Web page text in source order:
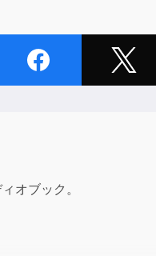
オブック。